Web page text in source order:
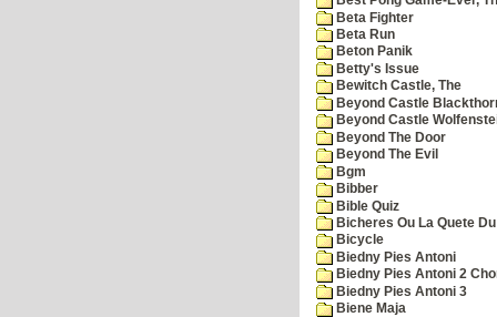
Beta Fighter
Beta Run
Beton Panik
Betty's Issue
Bewitch Castle, The
Beyond Castle
Beyond Castle
Beyond The Door
Beyond The Evil
Bgm
Bibber
Bible Quiz
Bicheres Ou La Quete
Bicycle
Biedny Pies Antoni
Biedny Pies Antoni 2
Biedny Pies Antoni 3
Biene Maja